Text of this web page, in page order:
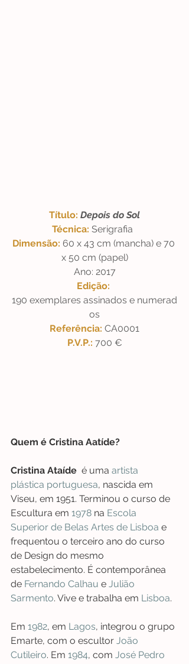
Título: Depois do Sol
Técnica: Serigrafia
Dimensão: 60 x 43 cm (mancha) e 70
x 50 cm (papel)
Ano: 2017
Edição:
190 exemplares assinados e numerad
os
Referência: CA0001
P.V.P.: 700 €
Quem é Cristina Aatíde?
Cristina Ataíde é uma artista
plástica portuguesa, nascida em
Viseu, em 1951. Terminou o curso de
Escultura em 1978 na Escola
Superior de Belas Artes de Lisboa e
frequentou o terceiro ano do curso
de Design do mesmo
estabelecimento. É contemporânea
de Fernando Calhau e Julião
Sarmento. Vive e trabalha em Lisboa.
Em 1982, em Lagos, integrou o grupo
Emarte, com o escultor João
Cutileiro. Em 1984, com José Pedro